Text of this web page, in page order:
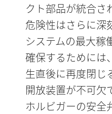
クト部品が統合さ
危険性はさらに深
システムの最大稼
確保するためには
生直後に再度閉じ
開放装置が不可欠
ホルビガーの安全